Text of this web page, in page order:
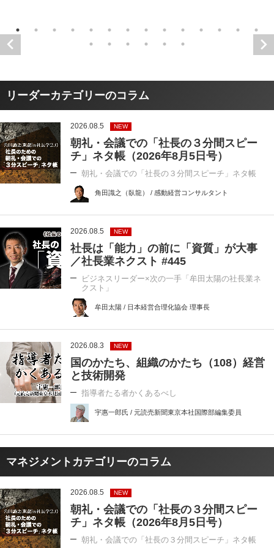
リーダーカテゴリーのコラム
2026.08.5 NEW
朝礼・会議での「社長の３分間スピー
チ」ネタ帳（2026年8月5日号）
朝礼・会議での「社長の３分間スピーチ」ネタ帳
角田識之（臥龍） / 感動経営コンサルタント
2026.08.5 NEW
社長は「能力」の前に「資質」が大事
／社長業ネクスト #445
ビジネスリーダー×次の一手「牟田太陽の社長業ネ
クスト」
牟田太陽 / 日本経営合理化協会 理事長
2026.08.3 NEW
国のかたち、組織のかたち（108）経営
と技術開発
指導者たる者かくあるべし
宇惠一郎氏 / 元読売新聞東京本社国際部編集委員
マネジメントカテゴリーのコラム
2026.08.5 NEW
朝礼・会議での「社長の３分間スピー
チ」ネタ帳（2026年8月5日号）
朝礼・会議での「社長の３分間スピーチ」ネタ帳